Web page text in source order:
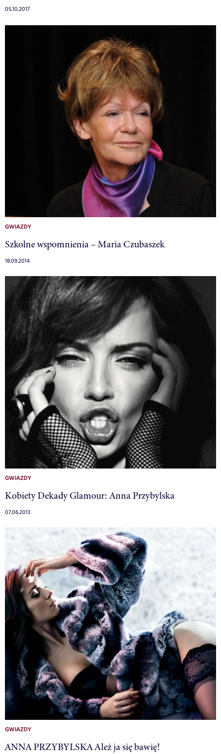
05.10.2017
GWIAZDY
Szkolne wspomnienia – Maria Czubaszek
18.09.2014
GWIAZDY
Kobiety Dekady Glamour: Anna Przybylska
07.06.2013
GWIAZDY
ANNA PRZYBYLSKA Ależ ja się bawię!